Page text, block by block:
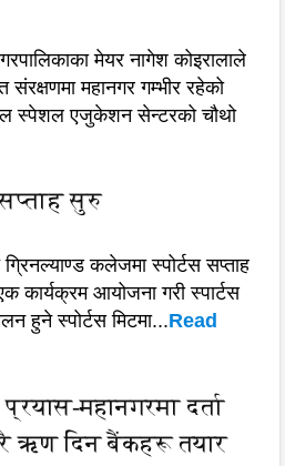
मेयर नागेश कोइरालाले
महानगर गम्भीर रहेको
स्पेशल एजुकेशन सेन्टरको चौथो
सुरु
कलेजमा स्पोर्टस सप्ताह
आयोजना गरी स्पार्टस
हुने स्पोर्टस मिटमा...Read
महानगरमा दर्ता
ऋण दिन बैंकहरू तयार